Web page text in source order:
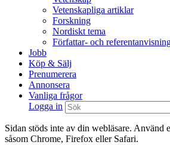
Vetenskapliga artiklar
Forskning
Nordiskt tema
Författar- och
Jobb
Köp & Sälj
Prenumerera
Annonsera
Vanliga frågor
Logga in
Sidan stöds inte av din webläsare. Använd
såsom Chrome, Firefox eller Safari.